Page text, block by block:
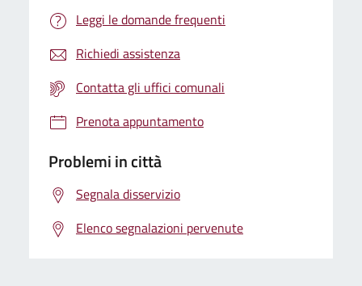
Leggi le domande frequenti
Richiedi assistenza
Contatta gli uffici comunali
Prenota appuntamento
Problemi in città
Segnala disservizio
Elenco segnalazioni pervenute